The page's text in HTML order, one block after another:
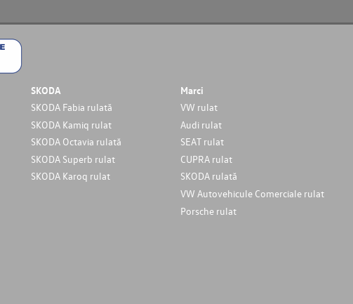
SKODA
SKODA Fabia rulată
SKODA Kamiq rulat
SKODA Octavia rulată
SKODA Superb rulat
SKODA Karoq rulat
Marci
VW rulat
Audi rulat
SEAT rulat
CUPRA rulat
SKODA rulată
VW Autovehicule Comerciale rulat
Porsche rulat